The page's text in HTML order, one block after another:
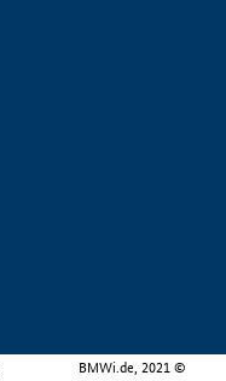
BMWi.de, 2021 ©